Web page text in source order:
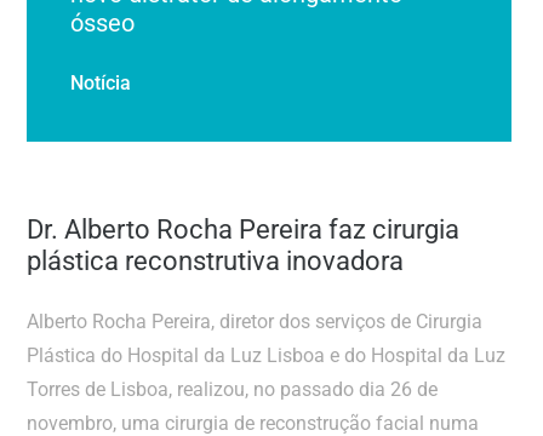
ósseo
Notícia
Dr. Alberto Rocha Pereira faz cirurgia
plástica reconstrutiva inovadora
Alberto Rocha Pereira, diretor dos serviços de Cirurgia
Plástica do Hospital da Luz Lisboa e do Hospital da Luz
Torres de Lisboa, realizou, no passado dia 26 de
novembro, uma cirurgia de reconstrução facial numa